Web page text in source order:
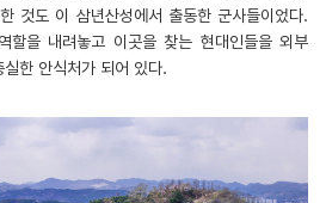
것도 이 삼년산성에서 출동한 군사들이었다.
할을 내려놓고 이곳을 찾는 현대인들을 외부
한 안식처가 되어 있다.